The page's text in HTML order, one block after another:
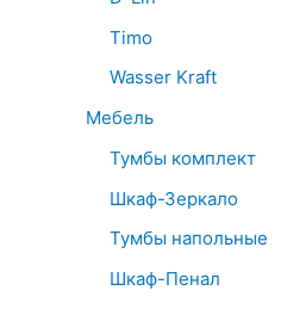
Timo
Wasser Kraft
Мебель
Тумбы комплект
Шкаф-Зеркало
Тумбы напольные
Шкаф-Пенал